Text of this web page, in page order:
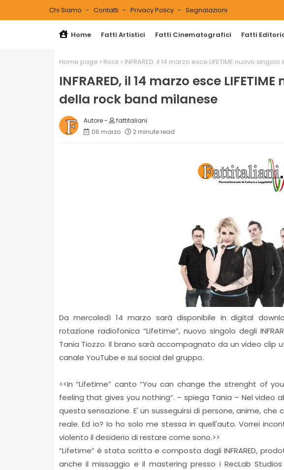
Chi Siamo Contatti Privacy Policy Segnalazioni
Home Fatti Artistici Fatti Cinematografici Fatti
Home page Rock INFRARED, il 14 marzo esce LIFETIME nuovo
INFRARED, il 14 marzo esce
della rock band milanese
fattitaliani
06 marzo
2 minute read
Da mercoledì 14 marzo sarà disponibile in digital
rotazione radiofonica “Lifetime”, nuovo singolo degli
Tania Tiozzo. Il brano sarà accompagnato da un video clip
canale YouTube e sui social del gruppo.
<<In “Lifetime” canto “You can change the strenght of
feeling that gives you nothing”. – spiega Tania – Nel
questa sensazione. E' un susseguirsi di persone, anime,
reale. Ed io? Io ho solo me stessa in quell'auto. Vorrei
violento il desiderio di restare come sono.>>
“Lifetime” è stata scritta e composta dagli INFRARED,
anche il missaggio e il mastering presso i RecLab